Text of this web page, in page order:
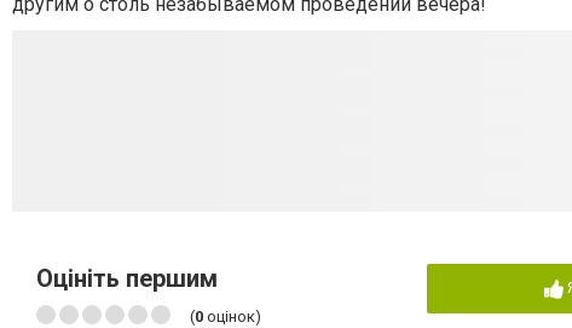
Оцініть першим
(0 оцінок)